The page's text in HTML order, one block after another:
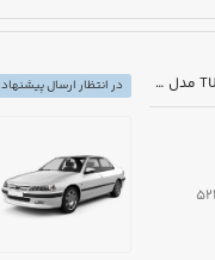
مزایده دولتی خودرو پژو پارس TU5 مدل 1399 رنگ سفید
در انتظار ارسال پیشنهاد